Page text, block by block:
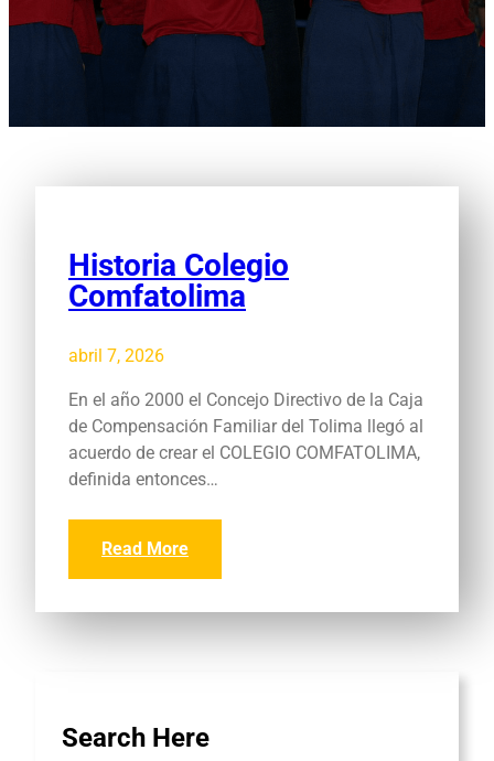
Historia Colegio
Comfatolima
abril 7, 2026
En el año 2000 el Concejo Directivo de la Caja
de Compensación Familiar del Tolima llegó al
acuerdo de crear el COLEGIO COMFATOLIMA,
definida entonces…
Read More
Search Here